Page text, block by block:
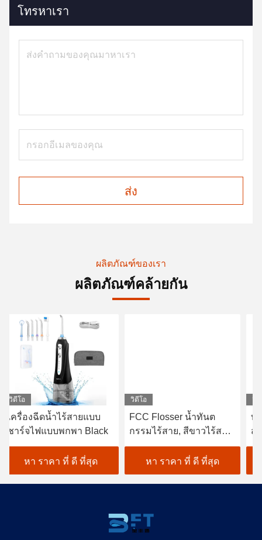
โทรหาเรา
ส่ง
ผลิตภัณฑ์ของเรา
ผลิตภัณฑ์คล้ายกัน
วิดีโอ
เครื่องฉีดน้ำไร้สายแบบ
ชาร์จไฟแบบพกพา Black
หา ราคา ที่ ดี ที่สุด
วิดีโอ
FCC Flosser น้ำทันต
กรรมไร้สาย, สีขาวไร้สาย
เลือก Water Flosser
หา ราคา ที่ ดี ที่สุด
วิดี
ทันต
ส
พ